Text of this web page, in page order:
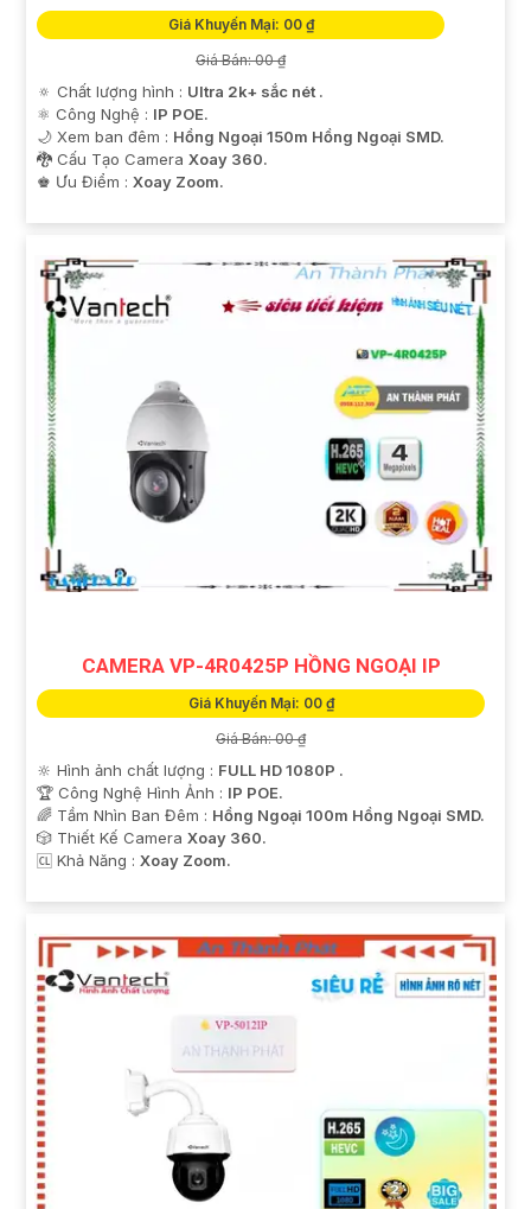
Giá Khuyến Mại: 00 ₫
Giá Bán: 00 ₫
🔅 Chất lượng hình : Ultra 2k+ sắc nét .
⚛️ Công Nghệ : IP POE.
🌙 Xem ban đêm : Hồng Ngoại 150m Hồng Ngoại SMD.
🐉️ Cấu Tạo Camera Xoay 360.
️♚ Ưu Điểm : Xoay Zoom.
CAMERA VP-4R0425P HỒNG NGOẠI IP
Giá Khuyến Mại: 00 ₫
Giá Bán: 00 ₫
🔆 Hình ảnh chất lượng : FULL HD 1080P .
🏆 Công Nghệ Hình Ảnh : IP POE.
🌈 Tầm Nhìn Ban Đêm : Hồng Ngoại 100m Hồng Ngoại SMD.
🎲 Thiết Kế Camera Xoay 360.
️🆑 Khả Năng : Xoay Zoom.